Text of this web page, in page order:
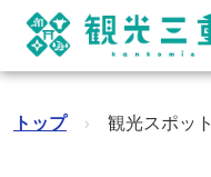
トップ › 観光スポット